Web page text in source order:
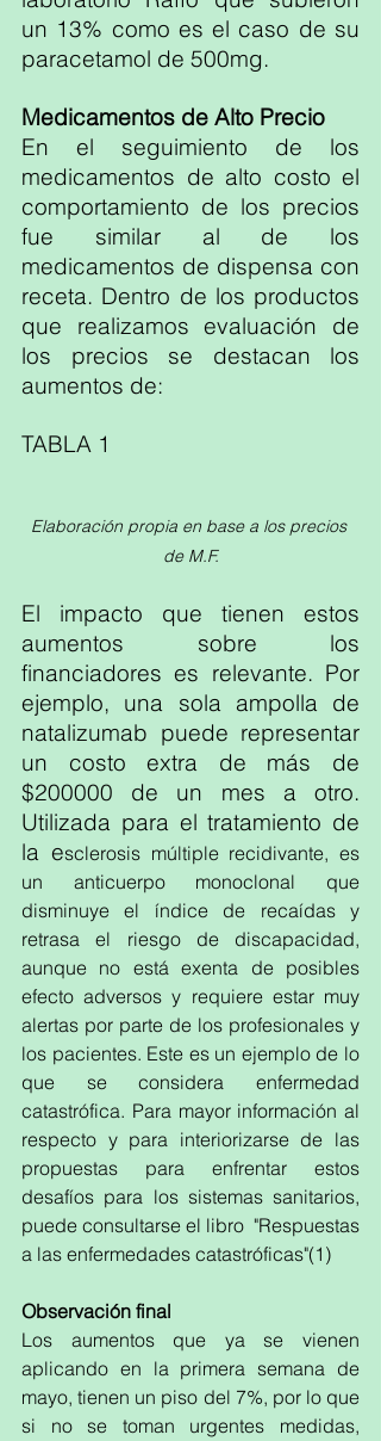
un 13% como es el caso de su
paracetamol de 500mg.
Medicamentos de Alto Precio
En el seguimiento de los
medicamentos de alto costo el
comportamiento de los precios
fue similar al de los
medicamentos de dispensa con
receta. Dentro de los productos
que realizamos evaluación de
los precios se destacan los
aumentos de:
TABLA 1
Elaboración propia en base a los precios
de M.F.
El impacto que tienen estos
aumentos sobre los
financiadores es relevante. Por
ejemplo, una sola ampolla de
natalizumab puede representar
un costo extra de más de
$200000 de un mes a otro.
Utilizada para el tratamiento de
la esclerosis múltiple recidivante, es
un anticuerpo monoclonal que
disminuye el índice de recaídas y
retrasa el riesgo de discapacidad,
aunque no está exenta de posibles
efecto adversos y requiere estar muy
alertas por parte de los profesionales y
los pacientes. Este es un ejemplo de lo
que se considera enfermedad
catastrófica. Para mayor información al
respecto y para interiorizarse de las
propuestas para enfrentar estos
desafíos para los sistemas sanitarios,
puede consultarse el libro  "Respuestas
a las enfermedades catastróficas"(1)
Observación final
Los aumentos que ya se vienen
aplicando en la primera semana de
mayo, tienen un piso del 7%, por lo que
si no se toman urgentes medidas,